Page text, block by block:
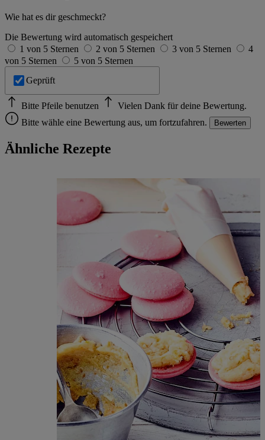
Wie hat es dir geschmeckt?
Die Bewertung wird automatisch gespeichert
1 von 5 Sternen
2 von 5 Sternen 3 von 5 Sternen
4
von 5 Sternen
5 von 5 Sternen
Geprüft
Bitte Pfeile benutzen
Vielen Dank für deine Bewertung.
Bitte wähle eine Bewertung aus, um fortzufahren.
Bewerten
Ähnliche Rezepte